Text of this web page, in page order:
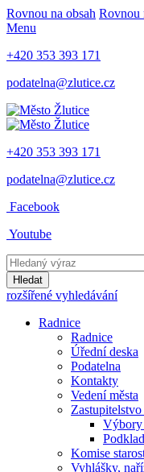
Rovnou na obsah Rovnou
Menu
+420 353 393 171
podatelna@zlutice.cz
+420 353 393 171
podatelna@zlutice.cz
Facebook
Youtube
Hledat
rozšířené vyhledávání
Radnice
Radnice
Úřední deska
Podatelna
Kontakty
Vedení města
Zastupitelstvo
Výbory
Komise
Vyhlášky,